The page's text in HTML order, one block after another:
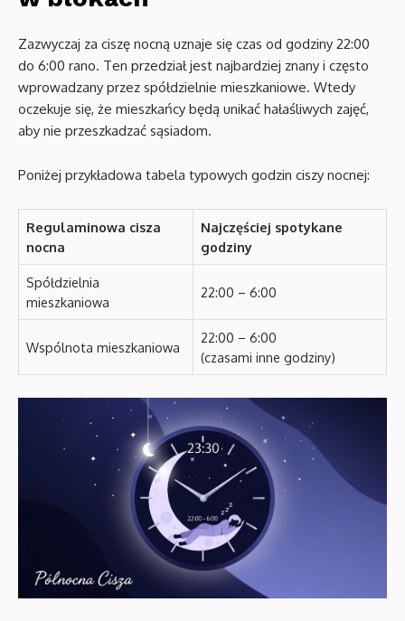
Zazwyczaj za ciszę nocną uznaje się czas od godziny 22:00
do 6:00 rano. Ten przedział jest najbardziej znany i często
wprowadzany przez spółdzielnie mieszkaniowe. Wtedy
oczekuje się, że mieszkańcy będą unikać hałaśliwych zajęć,
aby nie przeszkadzać sąsiadom.
Poniżej przykładowa tabela typowych godzin ciszy nocnej:
Regulaminowa cisza
nocna
Najczęściej spotykane
godziny
Spółdzielnia
mieszkaniowa
22:00 – 6:00
Wspólnota mieszkaniowa
22:00 – 6:00
(czasami inne godziny)